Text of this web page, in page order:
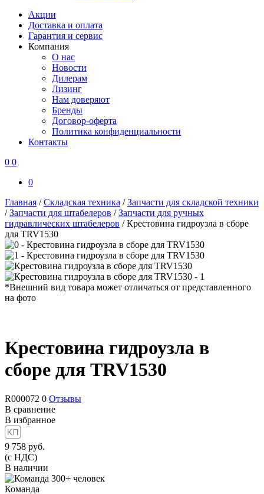
Акции
Доставка и оплата
Гарантия и сервис
Компания
О нас
Новости
Дилерам
Лизинг
Нам доверяют
Бренды
Договор-оферта
Политика конфиденциальности
Контакты
0 0
0
Главная /Складская техника /Запчасти для складской техники
/Запчасти для штабелеров /Запчасти для ручных
гидравлических штабелеров /Крестовина гидроузла в сборе
для TRV1530
*Внешний вид товара может отличаться от представленного
на фото
Крестовина гидроузла в
сборе для TRV1530
R000072 0 Отзывы
В сравнение
В избранное
9 758 руб.
(с НДС)
В наличии
Команда